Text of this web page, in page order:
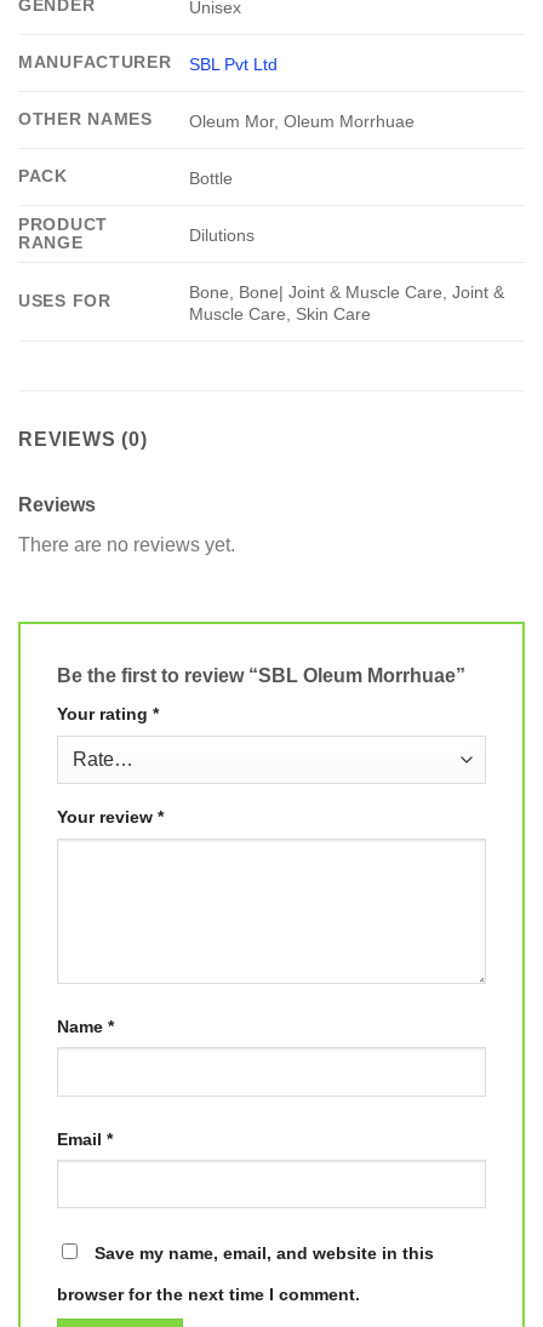
GENDER Unisex
MANUFACTURER SBL Pvt Ltd
OTHER NAMES Oleum Mor, Oleum Morrhuae
PACK Bottle
PRODUCT
RANGE
Dilutions
USES FOR
Bone, Bone| Joint & Muscle Care, Joint &
Muscle Care, Skin Care
REVIEWS (0)
Reviews
There are no reviews yet.
Be the first to review “SBL Oleum Morrhuae”
Your rating *
Your review *
Name *
Email *
Save my name, email, and website in this
browser for the next time I comment.